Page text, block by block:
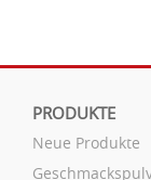
PRODUKTE
Neue Produkte